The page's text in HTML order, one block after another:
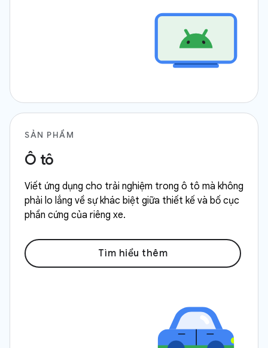
SẢN PHẨM
Ô tô
Viết ứng dụng cho trải nghiệm trong ô tô mà không
phải lo lắng về sự khác biệt giữa thiết kế và bố cục
phần cứng của riêng xe.
Tìm hiểu thêm